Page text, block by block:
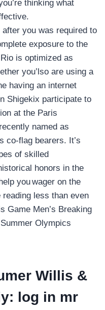
thinking what
you was required to
exposure to the
is optimized as
you’lso are using a
having an internet
Shigekix participate to
at the Paris
named as
co-flag bearers. It’s
of skilled
honors in the
you wager on the
less than even
Game Men’s Breaking
Olympics
Willis &
log in mr